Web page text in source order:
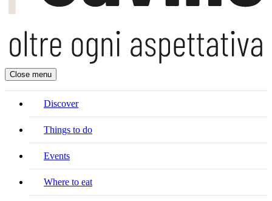
Close menu
Discover
Things to do
Events
Where to eat